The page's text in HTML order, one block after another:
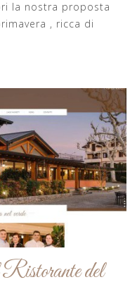
la nostra proposta
, ricca di
del